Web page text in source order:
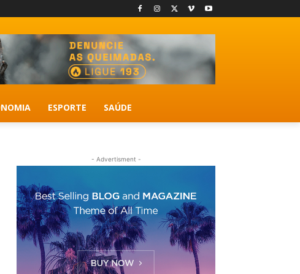
ESPORTE SAÚDE
- Advertisment -